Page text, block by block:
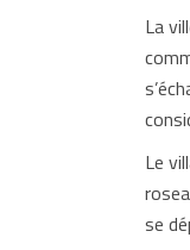
La
Le
se